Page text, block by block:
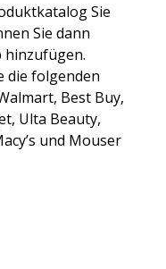
Sie
Sie dann
hinzufügen.
die folgenden
Best Buy,
Ulta Beauty,
und Mouser